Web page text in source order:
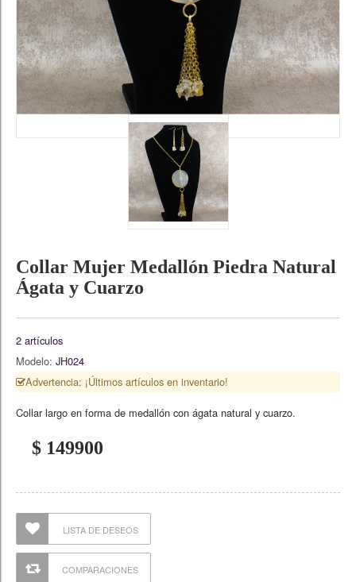
Collar Mujer Medallón Piedra Natural
Ágata y Cuarzo
2 artículos
Modelo: JH024
Advertencia: ¡Últimos artículos en inventario!
Collar largo en forma de medallón con ágata natural y cuarzo.
$ 149900
LISTA DE DESEOS
COMPARACIONES